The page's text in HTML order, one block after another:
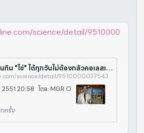
science/detail/9510000
คุณหมอรับประกันกิน "ไข่" ได้ทุกวันไม่ต้องกลัวคอเลสเตอรอล
science/detail/9510000037543
2551 20:58 โดย: MGR O
ครั้ง